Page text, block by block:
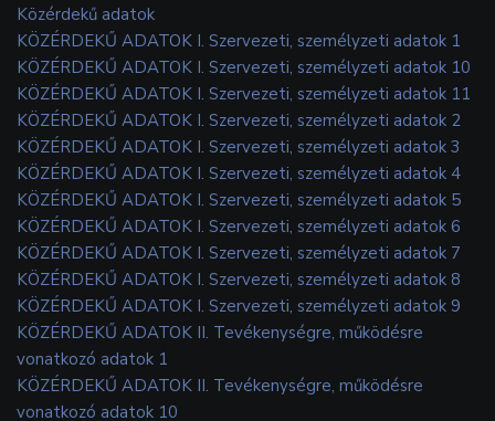
Közérdekű adatok
KÖZÉRDEKŰ ADATOK I. Szervezeti, személyzeti adatok 1
KÖZÉRDEKŰ ADATOK I. Szervezeti, személyzeti adatok 10
KÖZÉRDEKŰ ADATOK I. Szervezeti, személyzeti adatok 11
KÖZÉRDEKŰ ADATOK I. Szervezeti, személyzeti adatok 2
KÖZÉRDEKŰ ADATOK I. Szervezeti, személyzeti adatok 3
KÖZÉRDEKŰ ADATOK I. Szervezeti, személyzeti adatok 4
KÖZÉRDEKŰ ADATOK I. Szervezeti, személyzeti adatok 5
KÖZÉRDEKŰ ADATOK I. Szervezeti, személyzeti adatok 6
KÖZÉRDEKŰ ADATOK I. Szervezeti, személyzeti adatok 7
KÖZÉRDEKŰ ADATOK I. Szervezeti, személyzeti adatok 8
KÖZÉRDEKŰ ADATOK I. Szervezeti, személyzeti adatok 9
KÖZÉRDEKŰ ADATOK II. Tevékenységre, működésre
vonatkozó adatok 1
KÖZÉRDEKŰ ADATOK II. Tevékenységre, működésre
vonatkozó adatok 10